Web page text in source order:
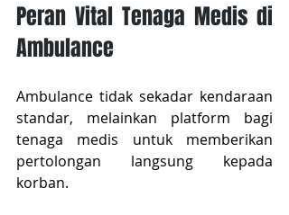
Peran Vital Tenaga Medis di
Ambulance
Ambulance tidak sekadar kendaraan
standar, melainkan platform bagi
tenaga medis untuk memberikan
pertolongan langsung kepada
korban.